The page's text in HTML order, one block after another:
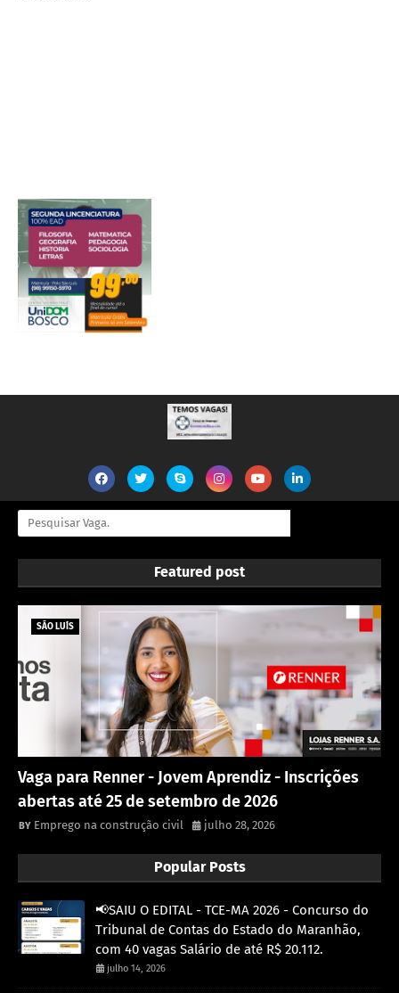
Featured post
SÃO LUÍS
Vaga para Renner - Jovem Aprendiz - Inscrições
abertas até 25 de setembro de 2026
Emprego na construção civil julho 28, 2026
Popular Posts
📢SAIU O EDITAL - TCE-MA 2026 - Concurso do
Tribunal de Contas do Estado do Maranhão,
com 40 vagas Salário de até R$ 20.112.
julho 14, 2026